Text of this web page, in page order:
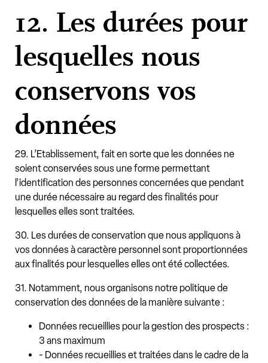
12. Les durées pour
lesquelles nous
conservons vos
données
29. L’Etablissement, fait en sorte que les données ne
soient conservées sous une forme permettant
l’identification des personnes concernées que pendant
une durée nécessaire au regard des finalités pour
lesquelles elles sont traitées.
30. Les durées de conservation que nous appliquons à
vos données à caractère personnel sont proportionnées
aux finalités pour lesquelles elles ont été collectées.
31. Notamment, nous organisons notre politique de
conservation des données de la manière suivante :
Données recueillies pour la gestion des prospects :
3 ans maximum
- Données recueillies et traitées dans le cadre de la